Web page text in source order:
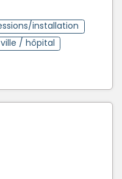
installation
/ hôpital